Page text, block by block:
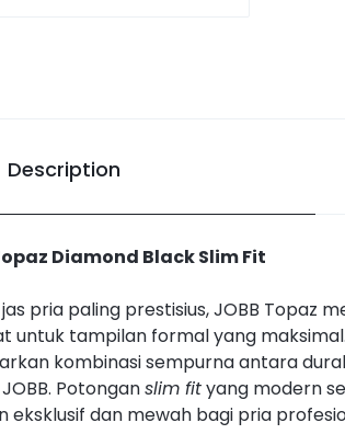
Description
Diamond Black Slim Fit
pria paling prestisius, JOBB Topaz
untuk tampilan formal yang
kombinasi sempurna antara
Potonganslim fityang modern
eksklusif dan mewah bagi pria